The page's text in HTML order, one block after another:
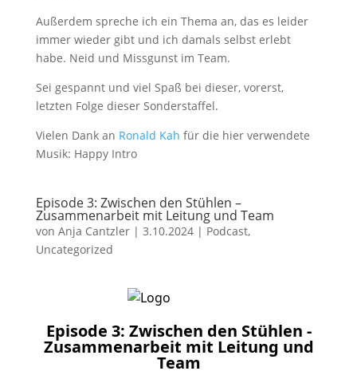
Außerdem spreche ich ein Thema an, das es leider
immer wieder gibt und ich damals selbst erlebt
habe. Neid und Missgunst im Team.
Sei gespannt und viel Spaß bei dieser, vorerst,
letzten Folge dieser Sonderstaffel.
Vielen Dank an Ronald Kah für die hier verwendete
Musik: Happy Intro
Episode 3: Zwischen den Stühlen –
Zusammenarbeit mit Leitung und Team
von Anja Cantzler| 3.10.2024| Podcast,
Uncategorized